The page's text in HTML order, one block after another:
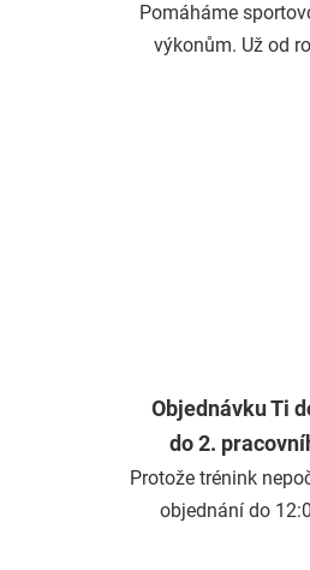
Pomáháme
výkonům. Už od
Objednávku Ti
do 2.
Protože trénink
objednání do